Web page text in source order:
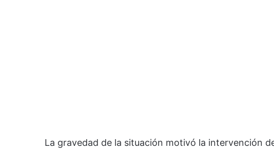
La gravedad de la situación motivó la intervención